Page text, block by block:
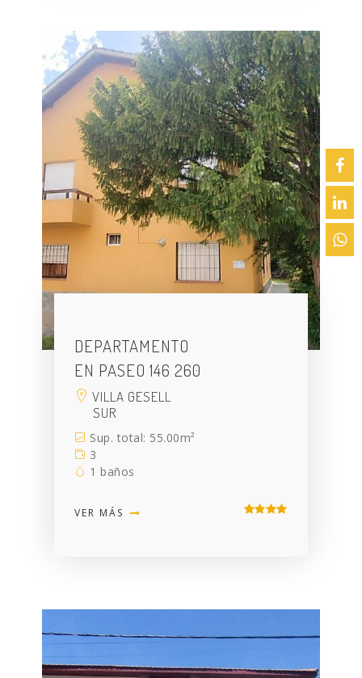
DEPARTAMENTO
EN PASEO 146 260
VILLA GESELL
SUR
Sup. total: 55.00m²
3
1 baños
VER MÁS